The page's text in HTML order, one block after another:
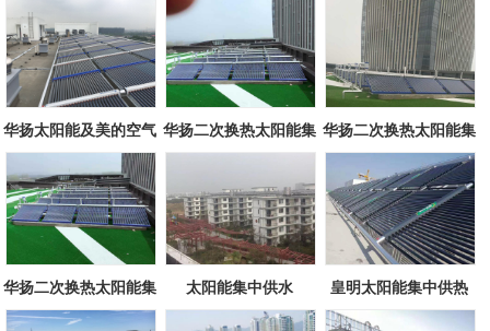
华扬太阳能及美的空气 华扬二次换热太阳能集 华扬二次换热太阳能集
中系统
华扬二次换热太阳能集
中系统
太阳能集中供水 皇明太阳能集中供热